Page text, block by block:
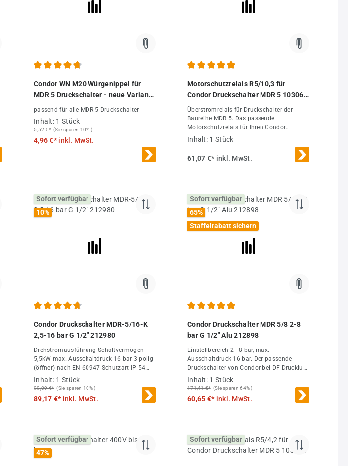
Condor WN M20 Würgenippel für
MDR 5 Druckschalter - neue Variante
metrisches Gewinde
passend für alle MDR 5 Druckschalter
Inhalt: 1 Stück
5,52 €* (Sie sparen 10% )
4,96 €*inkl. MwSt.
Motorschutzrelais R5/10,3 für
Condor Druckschalter MDR 5 103065
/ 202066
Überstromrelais für Druckschalter der
Baureihe MDR 5. Das passende
Motorschutzrelais für Ihren Condor
Druckschalter bei DF Druckluft-
Inhalt: 1 Stück
61,07 €* inkl. MwSt.
Sofort verfügbar
10%
Condor Druckschalter MDR-5/16-K
2,5-16 bar G 1/2" 212980
Drehstromausführung Schaltvermögen
5,5kW max. Ausschaltdruck 16 bar 3-polig
(öffner) nach EN 60947 Schutzart IP 54
mit Ein-/Ausschalt­ mechanik
Flanschmaterial=Aluminium Druckguss
Der Condor-Druckschalter ist zum
Zeitpunkt seiner Entwicklung und
Druckschalter Gefahren ausgehen, wenn
dieser von nicht fachgerecht
ausgebildetem Personal, unsachgemäß
Inhalt: 1 Stück
99,09 €* (Sie sparen 10% )
89,17 €* inkl. MwSt.
Sofort verfügbar
65%
Staffelrabatt sichern
Condor Druckschalter MDR 5/8 2-8
bar G 1/2" Alu 212898
Einstellbereich 2 - 8 bar, max.
Ausschaltdruck 16 bar. Der passende
Druckschalter von Condor bei DF Druckluft-
Fachhandel.
Inhalt: 1 Stück
171,41 €* (Sie sparen 64% )
60,65 €* inkl. MwSt.
Sofort verfügbar
47%
Sofort verfügbar